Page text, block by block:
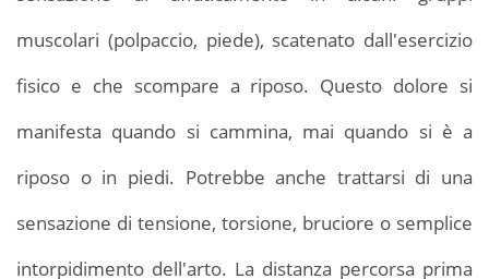
muscolari (polpaccio, piede), scatenato dall'esercizio
fisico e che scompare a riposo. Questo dolore si
manifesta quando si cammina, mai quando si è a
riposo o in piedi. Potrebbe anche trattarsi di una
sensazione di tensione, torsione, bruciore o semplice
intorpidimento dell'arto. La distanza percorsa prima